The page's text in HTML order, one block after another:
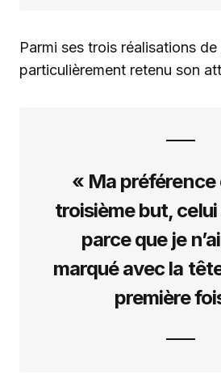
Parmi ses trois réalisations
particulièrement retenu son
« Ma préférence
troisième but,
parce que je
marqué avec la
première